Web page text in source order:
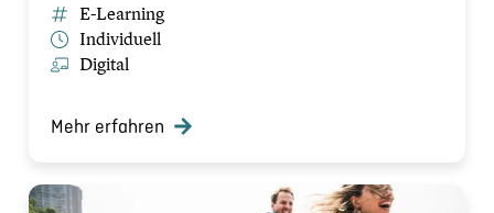
E-Learning
Individuell
Digital
Mehr erfahren